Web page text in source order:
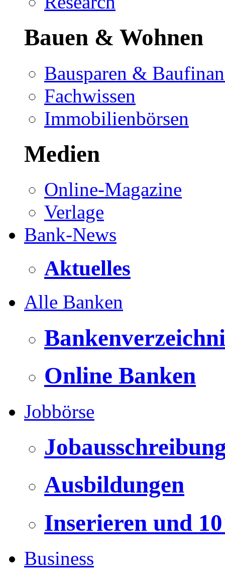
Bauen & Wohnen
Bausparen &
Fachwissen
Immobilienbörsen
Medien
Online-Magazine
Verlage
Bank-News
Aktuelles
Alle Banken
Online Banken
Jobbörse
Ausbildungen
Inserieren und
Business